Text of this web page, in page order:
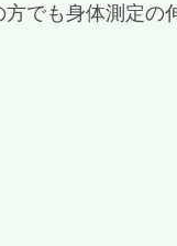
でも身体測定